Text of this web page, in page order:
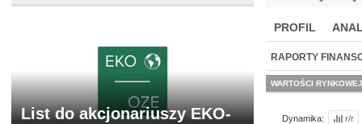
PROFIL
BR LAB
RAPORTY
WARTOŚCI RYNKOWEJ
Dynamika: r/r
List do akcjonariuszy EKO-